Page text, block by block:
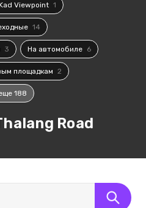
Viewpoint 1
14
3 На автомобиле 6
площадкам 2
188
Road